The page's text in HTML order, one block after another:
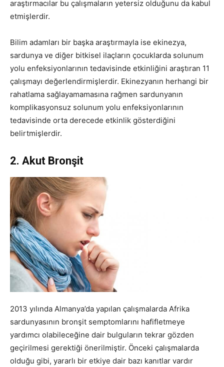
araştırmacılar bu çalışmaların yetersiz olduğunu da kabul
etmişlerdir.
Bilim adamları bir başka araştırmayla ise ekinezya,
sardunya ve diğer bitkisel ilaçların çocuklarda solunum
yolu enfeksiyonlarının tedavisinde etkinliğini araştıran 11
çalışmayı değerlendirmişlerdir. Ekinezyanın herhangi bir
rahatlama sağlayamamasına rağmen sardunyanın
komplikasyonsuz solunum yolu enfeksiyonlarının
tedavisinde orta derecede etkinlik gösterdiğini
belirtmişlerdir.
2. Akut Bronşit
2013 yılında Almanya’da yapılan çalışmalarda Afrika
sardunyasının bronşit semptomlarını hafifletmeye
yardımcı olabileceğine dair bulguların tekrar gözden
geçirilmesi gerektiği önerilmiştir. Önceki çalışmalarda
olduğu gibi, yararlı bir etkiye dair bazı kanıtlar vardır